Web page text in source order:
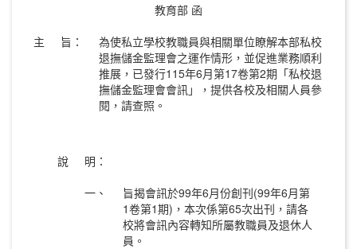
教育部 函
主
旨：
為使私立學校教職員與相關單位瞭解本部私校
退撫儲金監理會之運作情形，並促進業務順利
推展，已發行115年6月第17卷第2期「私校退
撫儲金監理會會訊」，提供各校及相關人員參
閱，請查照。
說
明：
一、
旨揭會訊於99年6月份創刊(99年6月第
1卷第1期)，本次係第65次出刊，請各
校將會訊內容轉知所屬教職員及退休人
員。